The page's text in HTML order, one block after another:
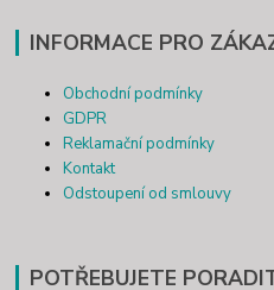
INFORMACE PRO
Obchodní podmínky
GDPR
Reklamační podmínky
Kontakt
Odstoupení od smlouvy
POTŘEBUJETE